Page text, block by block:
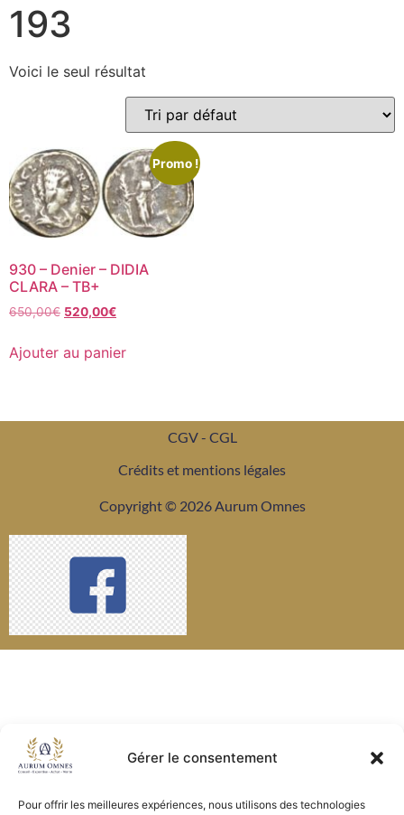
Gérer le consentement
Pour offrir les meilleures expériences, nous utilisons des technologies
193
Voici le seul résultat
Promo !
930 – Denier – DIDIA
CLARA – TB+
650,00€ 520,00€
Ajouter au panier
CGV - CGL
Crédits et mentions légales
Copyright © 2026 Aurum Omnes